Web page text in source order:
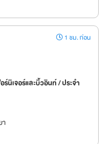
1 ชม. ก่อน
นิเจอร์และบิ้วอินท์ / ประจำ